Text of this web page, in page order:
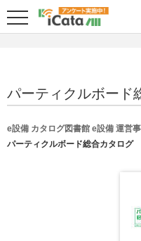
パーティクルボード
e設備 カタログ図書館 e設備 運営
パーティクルボード総合カタログ